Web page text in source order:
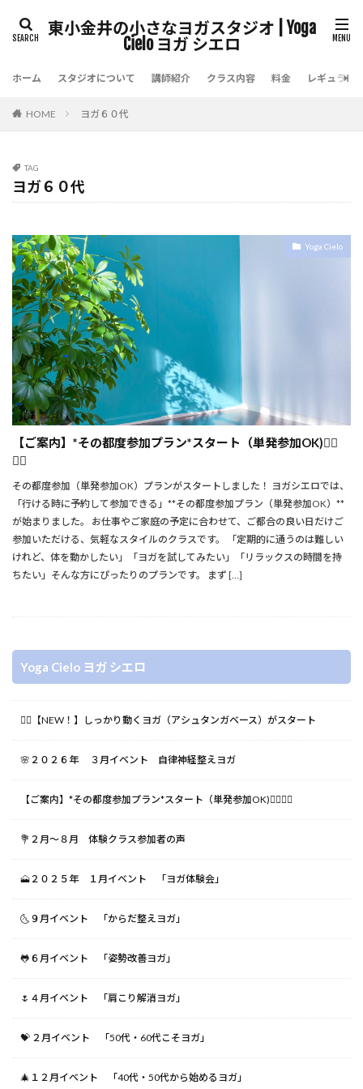
東小金井の小さなヨガスタジオ | Yoga
Cielo ヨガ シエロ
ホーム スタジオについて 講師紹介 クラス内容 料金 レギュラー
HOME ヨガ６０代
TAG
ヨガ６０代
Yoga Cielo
【ご案内】*その都度参加プラン*スタート（単発参加OK)🧘‍♀️
🧘‍♂️
その都度参加（単発参加OK）プランがスタートしました！ ヨガシエロでは、
「行ける時に予約して参加できる」**その都度参加プラン（単発参加OK）**
が始まりました。 お仕事やご家庭の予定に合わせて、ご都合の良い日だけご
参加いただける、気軽なスタイルのクラスです。 「定期的に通うのは難しい
けれど、体を動かしたい」「ヨガを試してみたい」「リラックスの時間を持
ちたい」そんな方にぴったりのプランです。 まず […]
Yoga Cielo ヨガ シエロ
🧘‍♀️【NEW！】しっかり動くヨガ（アシュタンガベース）がスタート
🌸２０２６年 ３月イベント 自律神経整えヨガ
【ご案内】*その都度参加プラン*スタート（単発参加OK)🧘‍♀️🧘‍♂️
💐２月〜８月 体験クラス参加者の声
🗻２０２５年 １月イベント 「ヨガ体験会」
🌜９月イベント 「からだ整えヨガ」
🐸６月イベント 「姿勢改善ヨガ」
🌷４月イベント 「肩こり解消ヨガ」
💝 ２月イベント 「50代・60代こそヨガ」
🎄１２月イベント 「40代・50代から始めるヨガ」